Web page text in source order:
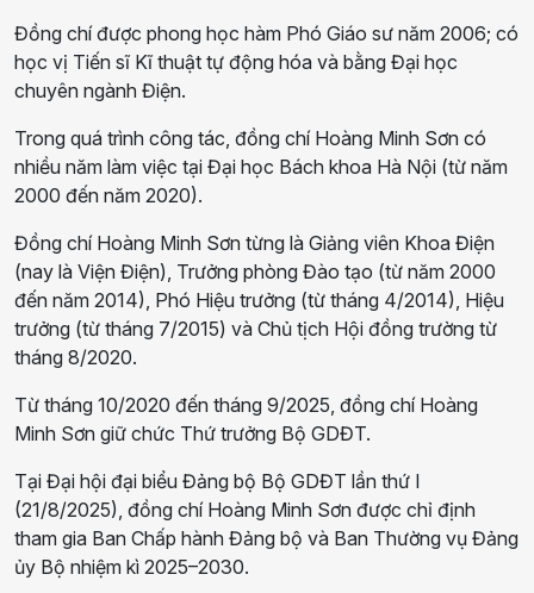
Đồng chí được phong học hàm Phó Giáo sư năm 2006; có
học vị Tiến sĩ Kĩ thuật tự động hóa và bằng Đại học
chuyên ngành Điện.
Trong quá trình công tác, đồng chí Hoàng Minh Sơn có
nhiều năm làm việc tại Đại học Bách khoa Hà Nội (từ năm
2000 đến năm 2020).
Đồng chí Hoàng Minh Sơn từng là Giảng viên Khoa Điện
(nay là Viện Điện), Trưởng phòng Đào tạo (từ năm 2000
đến năm 2014), Phó Hiệu trưởng (từ tháng 4/2014), Hiệu
trưởng (từ tháng 7/2015) và Chủ tịch Hội đồng trường từ
tháng 8/2020.
Từ tháng 10/2020 đến tháng 9/2025, đồng chí Hoàng
Minh Sơn giữ chức Thứ trưởng Bộ GDĐT.
Tại Đại hội đại biểu Đảng bộ Bộ GDĐT lần thứ I
(21/8/2025), đồng chí Hoàng Minh Sơn được chỉ định
tham gia Ban Chấp hành Đảng bộ và Ban Thường vụ Đảng
ủy Bộ nhiệm kì 2025–2030.